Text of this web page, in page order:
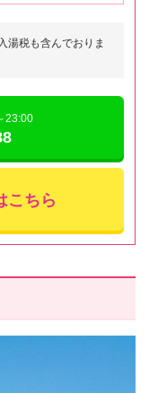
湯税も含んでおりま
23:00
こちら